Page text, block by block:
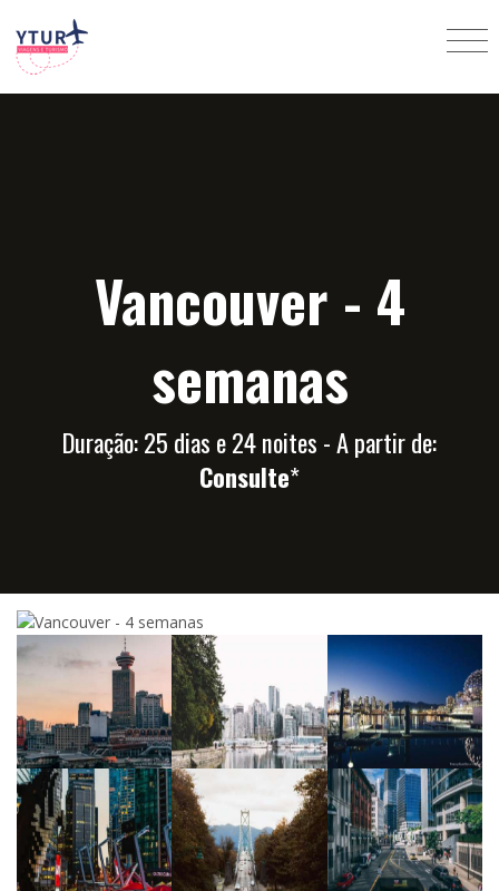
Vancouver - 4
semanas
Duração: 25 dias e 24 noites - A partir de:
Consulte*